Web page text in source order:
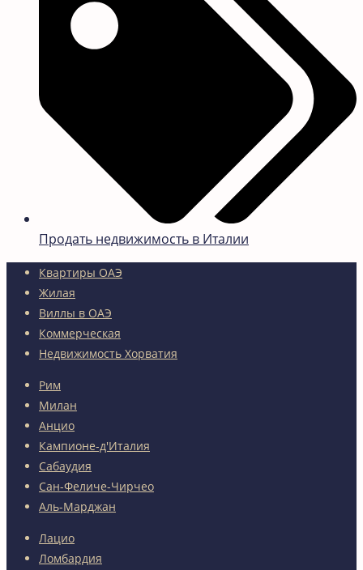
Продать недвижимость в Италии
Квартиры ОАЭ
Жилая
Виллы в ОАЭ
Коммерческая
Недвижимость Хорватия
Рим
Милан
Анцио
Кампионе-д'Италия
Сабаудия
Сан-Феличе-Чирчео
Аль-Марджан
Лацио
Ломбардия